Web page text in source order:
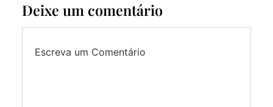
Deixe um comentário
Escreva um Comentário